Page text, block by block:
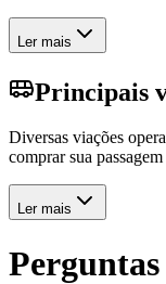
Ler mais
Principais
Diversas viações
comprar sua
Ler mais